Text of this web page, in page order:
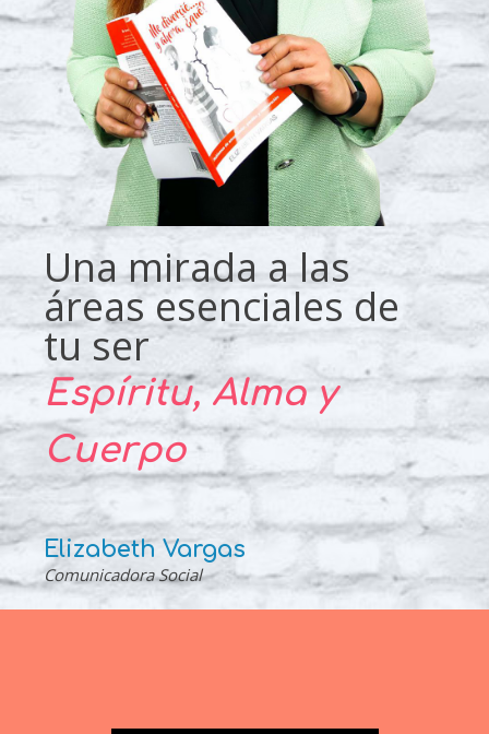
Una mirada a las
áreas esenciales de
tu ser
Espíritu, Alma y
Cuerpo
Elizabeth Vargas
Comunicadora Social